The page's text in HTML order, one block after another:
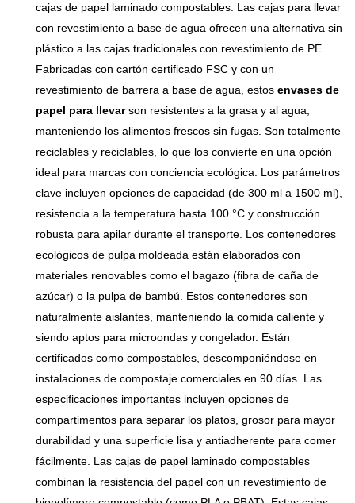
manteniendo la bolsa limpia
y ordenada. Además, se
degrada naturalmente, es
ecológico y respetuoso con
el medio ambiente, sin
contaminarlo. Está disponible
en varios tamaños y se
puede personalizar bajo
pedido, ofreciendo una
excelente relación calidad-
precio, lo que lo convierte en
el envase preferido para
todo tipo de establecimientos
de restauración.
cajas de papel laminado compostables. Las cajas para llevar
con revestimiento a base de agua ofrecen una alternativa sin
plástico a las cajas tradicionales con revestimiento de PE.
Fabricadas con cartón certificado FSC y con un
revestimiento de barrera a base de agua, estos envases de
papel para llevarson resistentes a la grasa y al agua,
manteniendo los alimentos frescos sin fugas. Son totalmente
reciclables y reciclables, lo que los convierte en una opción
ideal para marcas con conciencia ecológica. Los parámetros
clave incluyen opciones de capacidad (de 300 ml a 1500 ml),
resistencia a la temperatura hasta 100 °C y construcción
robusta para apilar durante el transporte. Los contenedores
ecológicos de pulpa moldeada están elaborados con
materiales renovables como el bagazo (fibra de caña de
azúcar) o la pulpa de bambú. Estos contenedores son
naturalmente aislantes, manteniendo la comida caliente y
siendo aptos para microondas y congelador. Están
certificados como compostables, descomponiéndose en
instalaciones de compostaje comerciales en 90 días. Las
especificaciones importantes incluyen opciones de
compartimentos para separar los platos, grosor para mayor
durabilidad y una superficie lisa y antiadherente para comer
fácilmente. Las cajas de papel laminado compostables
combinan la resistencia del papel con un revestimiento de